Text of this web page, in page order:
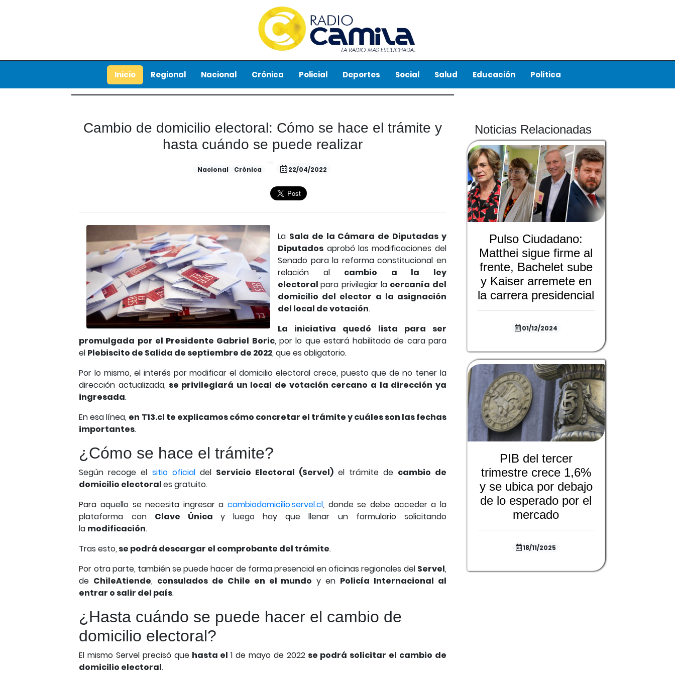
Inicio Regional Nacional Crónica Policial Deportes Social Salud Educación Política
Cambio de domicilio electoral: Cómo se hace el trámite y
hasta cuándo se puede realizar
Nacional Crónica 22/04/2022
La Sala de la Cámara de Diputadas y
Diputados aprobó las modificaciones del
Senado para la reforma constitucional en
relación al cambio a la ley
electoralpara privilegiar la cercanía del
domicilio del elector a la asignación
del local de votación.
La iniciativa quedó lista para ser
promulgada por el Presidente Gabriel Boric, por lo que estará habilitada de cara para
el Plebiscito de Salida de septiembre de 2022, que es obligatorio.
Por lo mismo, el interés por modificar el domicilio electoral crece, puesto que de no tener la
dirección actualizada, se privilegiará un local de votación cercano a la dirección ya
ingresada.
En esa línea, en T13.cl te explicamos cómo concretar el trámite y cuáles son las fechas
importantes.
¿Cómo se hace el trámite?
Según recoge el sitio oficialdel Servicio Electoral (Servel)el trámite de cambio de
domicilio electorales gratuito.
Para aquello se necesita ingresar acambiodomicilio.servel.cl, donde se debe acceder a la
plataforma con Clave Única y luego hay que llenar un formulario solicitando
la modificación.
Tras esto, se podrá descargar el comprobante del trámite.
Por otra parte, también se puede hacer de forma presencial en oficinas regionales del Servel,
de ChileAtiende, consulados de Chile en el mundo y en Policía Internacional al
entrar o salir del país.
¿Hasta cuándo se puede hacer el cambio de
domicilio electoral?
El mismo Servel precisó quehasta el1 de mayo de 2022se podrá solicitar el cambio de
domicilio electoral.
Noticias Relacionadas
Pulso Ciudadano:
Matthei sigue firme al
frente, Bachelet sube
y Kaiser arremete en
la carrera presidencial
01/12/2024
PIB del tercer
trimestre crece 1,6%
y se ubica por debajo
de lo esperado por el
mercado
18/11/2025